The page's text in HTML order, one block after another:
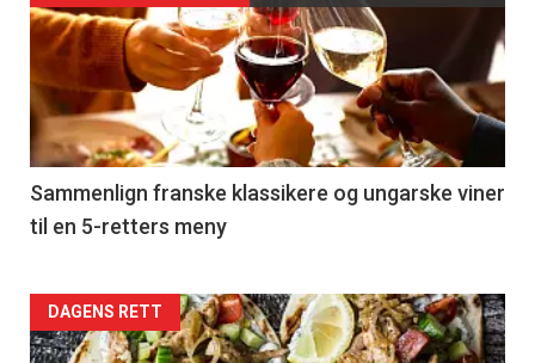
akkurat
nå
-
5
Sammenlign franske klassikere og ungarske viner
til en 5-retters meny
Forsiden
DAGENS RETT